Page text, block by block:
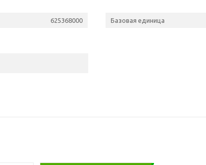
625368000 Базовая единица